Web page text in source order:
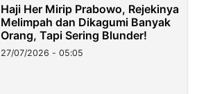
Haji Her Mirip Prabowo, Rejekinya
Melimpah dan Dikagumi Banyak
Orang, Tapi Sering Blunder!
27/07/2026 - 05:05